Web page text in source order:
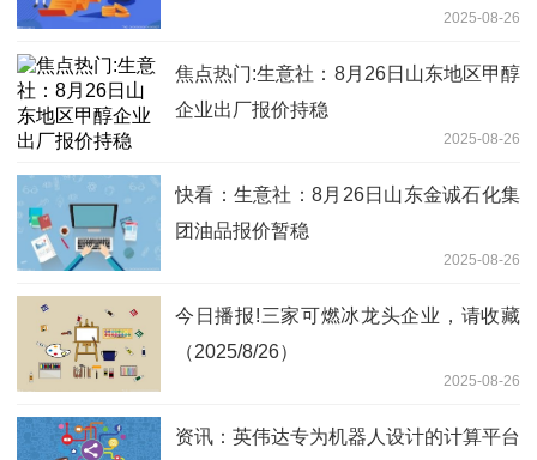
2025-08-26
焦点热门:生意社：8月26日山东地区甲醇
企业出厂报价持稳
2025-08-26
快看：生意社：8月26日山东金诚石化集
团油品报价暂稳
2025-08-26
今日播报!三家可燃冰龙头企业，请收藏
（2025/8/26）
2025-08-26
资讯：英伟达专为机器人设计的计算平台